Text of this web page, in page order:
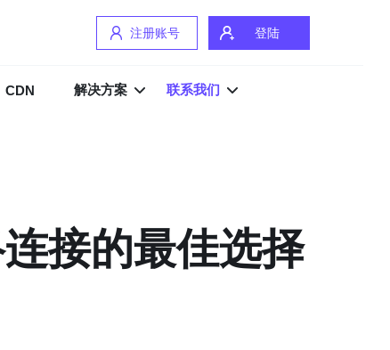
注册账号 登陆
CDN 解决方案 联系我们
接的最佳选择